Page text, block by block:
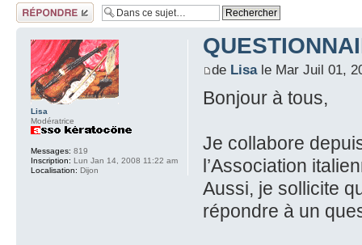
Répondre
de Lisale Mar Juil 01,
Bonjour à tous,
Je collabore
l’Association
Aussi, je sollicite
répondre à un
Lisa
Modératrice
Messages: 819
Inscription: Lun Jan 14, 2008 11:22 am
Localisation: Dijon